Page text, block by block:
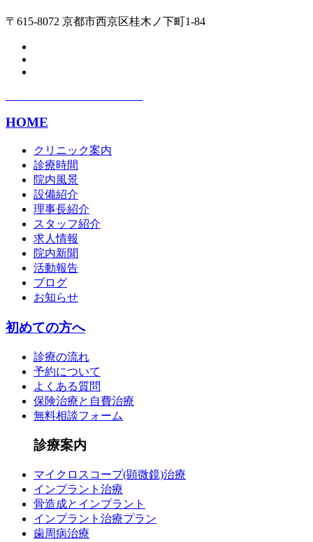
〒615-8072 京都市西京区桂木ノ下町1-84
HOME
クリニック案内
診療時間
院内風景
設備紹介
理事長紹介
スタッフ紹介
求人情報
院内新聞
活動報告
ブログ
お知らせ
初めての方へ
診療の流れ
予約について
よくある質問
保険治療と自費治療
無料相談フォーム
診療案内
マイクロスコープ(顕微鏡)治療
インプラント治療
骨造成とインプラント
インプラント治療プラン
歯周病治療